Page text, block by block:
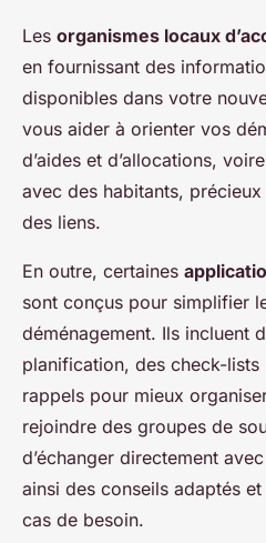
Les organismes locaux
en fournissant des
disponibles dans votre
vous aider à orienter vos
d’aides et d’allocations,
avec des habitants,
des liens.
En outre, certaines
sont conçus pour simplifier
déménagement. Ils incluent
planification, des check-lists
rappels pour mieux
rejoindre des groupes de
d’échanger directement
ainsi des conseils adaptés
cas de besoin.